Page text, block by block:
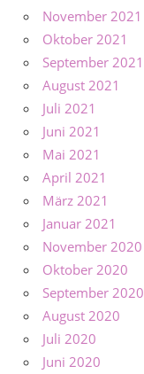
November 2021
Oktober 2021
September 2021
August 2021
Juli 2021
Juni 2021
Mai 2021
April 2021
März 2021
Januar 2021
November 2020
Oktober 2020
September 2020
August 2020
Juli 2020
Juni 2020